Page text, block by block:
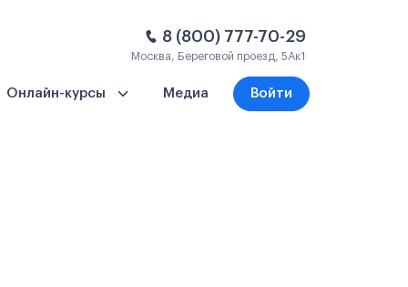
8 (800) 777-70-29
Москва, Береговой проезд, 5Ак1
Онлайн-курсы Медиа Войти